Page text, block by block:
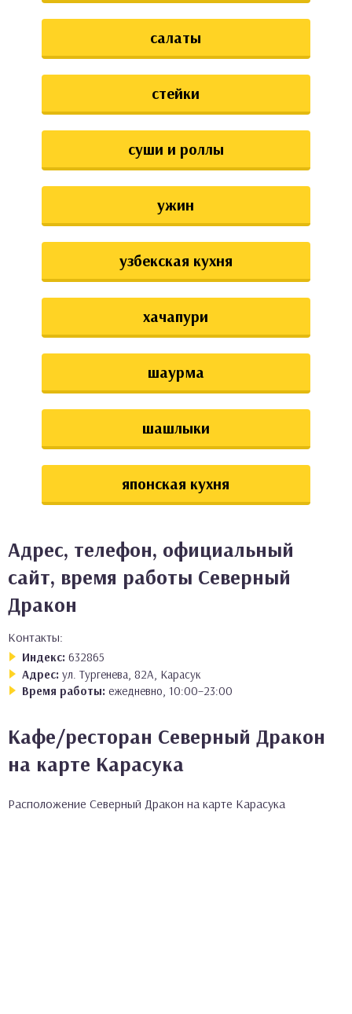
салаты
стейки
суши и роллы
ужин
узбекская кухня
хачапури
шаурма
шашлыки
японская кухня
Адрес, телефон, официальный
сайт, время работы Северный
Дракон
Контакты:
Индекс: 632865
Адрес: ул. Тургенева, 82А, Карасук
Время работы: ежедневно, 10:00–23:00
Кафе/ресторан Северный Дракон
на карте Карасука
Расположение Северный Дракон на карте Карасука